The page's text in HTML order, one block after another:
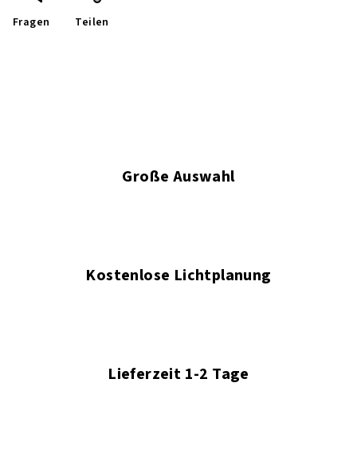
Fragen Teilen
Große Auswahl
Kostenlose Lichtplanung
Lieferzeit 1-2 Tage